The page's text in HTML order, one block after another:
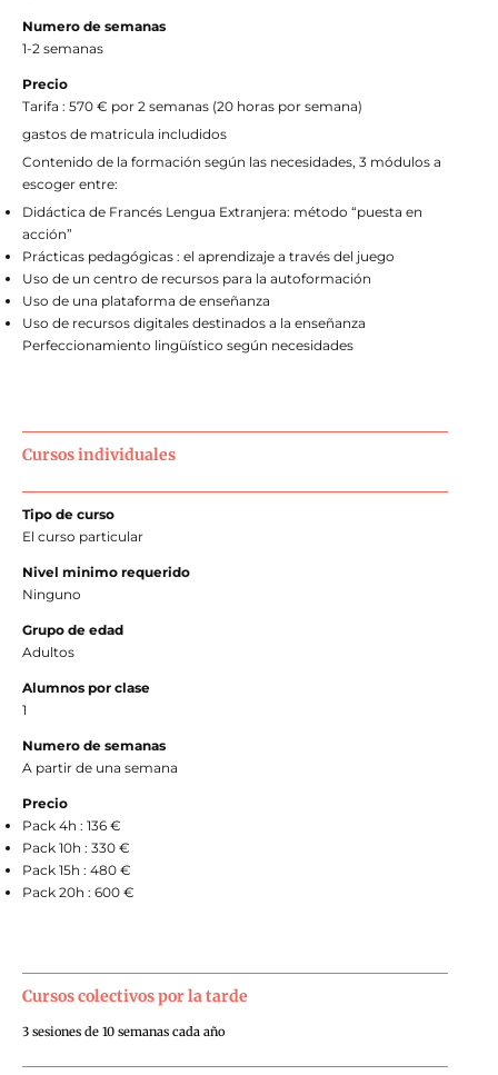
Numero de semanas
1-2 semanas
Precio
Tarifa : 570 € por 2 semanas (20 horas por semana)
gastos de matricula includidos
Contenido de la formación según las necesidades, 3 módulos a
escoger entre:
Didáctica de Francés Lengua Extranjera: método “puesta en
acción”
Prácticas pedagógicas : el aprendizaje a través del juego
Uso de un centro de recursos para la autoformación
Uso de una plataforma de enseñanza
Uso de recursos digitales destinados a la enseñanza
Perfeccionamiento lingüístico según necesidades
Cursos individuales
Tipo de curso
El curso particular
Nivel minimo requerido
Ninguno
Grupo de edad
Adultos
Alumnos por clase
1
Numero de semanas
A partir de una semana
Precio
Pack 4h : 136 €
Pack 10h : 330 €
Pack 15h : 480 €
Pack 20h : 600 €
Cursos colectivos por la tarde
3 sesiones de 10 semanas cada año